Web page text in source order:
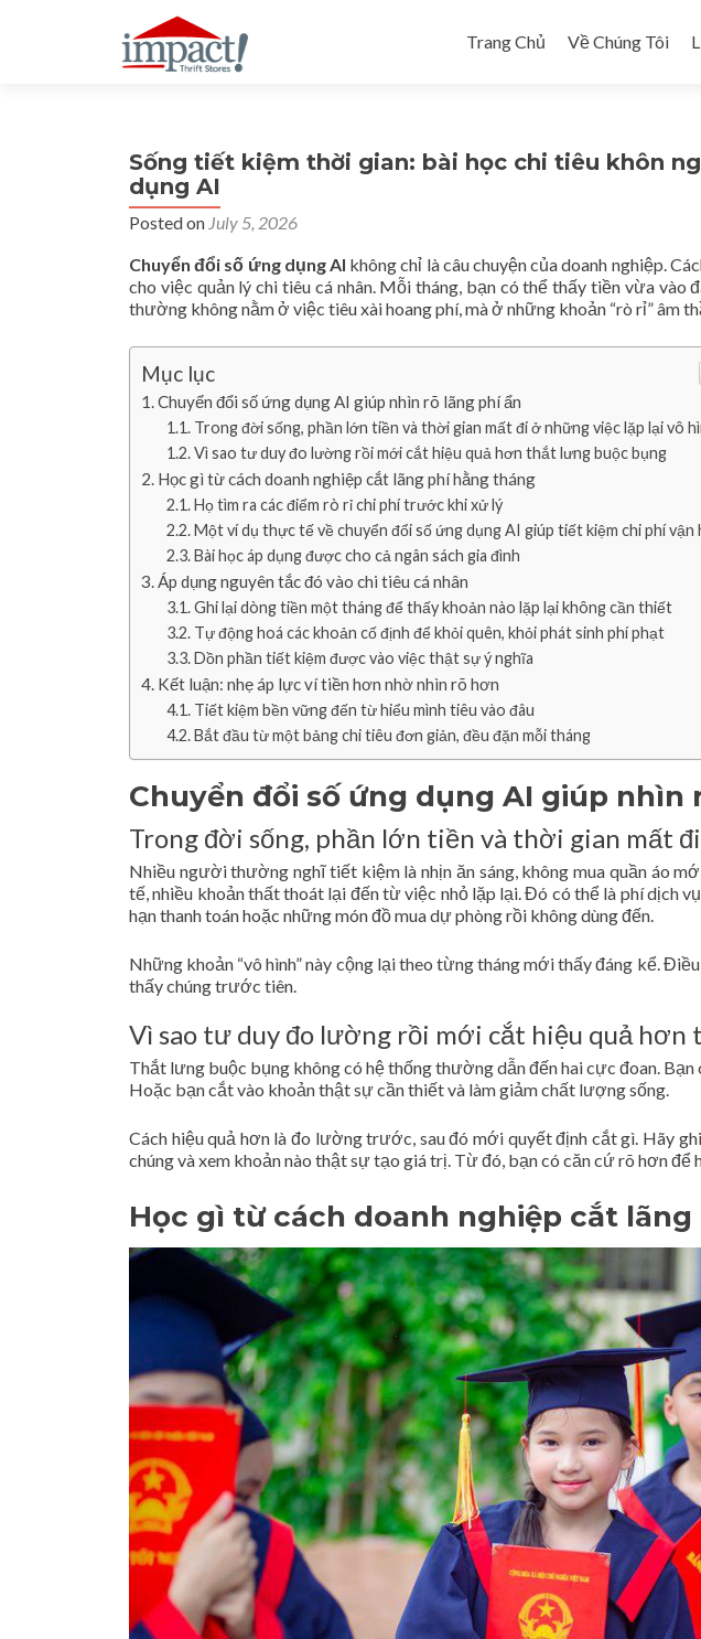
Trang Chủ
Về Chúng Tôi
Sống tiết kiệm thời gian: bài học chi tiêu khôn
dụng AI
Posted on July 5, 2026
Chuyển đổi số ứng dụng AI không chỉ là câu chuyện của doanh nghiệp.
cho việc quản lý chi tiêu cá nhân. Mỗi tháng, bạn có thể thấy tiền vừa vào
thường không nằm ở việc tiêu xài hoang phí, mà ở những khoản “rò rỉ” âm
Mục lục
Chuyển đổi số ứng dụng AI giúp nhìn rõ lãng phí ẩn
Trong đời sống, phần lớn tiền và thời gian mất đi ở những việc lặp lại vô
Vì sao tư duy đo lường rồi mới cắt hiệu quả hơn thắt lưng buộc bụng
Học gì từ cách doanh nghiệp cắt lãng phí hằng tháng
Họ tìm ra các điểm rò rỉ chi phí trước khi xử lý
Một ví dụ thực tế về chuyển đổi số ứng dụng AI giúp tiết kiệm chi phí vận
Bài học áp dụng được cho cả ngân sách gia đình
Áp dụng nguyên tắc đó vào chi tiêu cá nhân
Ghi lại dòng tiền một tháng để thấy khoản nào lặp lại không cần thiết
Tự động hoá các khoản cố định để khỏi quên, khỏi phát sinh phí phạt
Dồn phần tiết kiệm được vào việc thật sự ý nghĩa
Kết luận: nhẹ áp lực ví tiền hơn nhờ nhìn rõ hơn
Tiết kiệm bền vững đến từ hiểu mình tiêu vào đâu
Bắt đầu từ một bảng chi tiêu đơn giản, đều đặn mỗi tháng
Chuyển đổi số ứng dụng AI giúp nhìn
Trong đời sống, phần lớn tiền và thời gian mất
Nhiều người thường nghĩ tiết kiệm là nhịn ăn sáng, không mua quần áo
tế, nhiều khoản thất thoát lại đến từ việc nhỏ lặp lại. Đó có thể là phí dịch
hạn thanh toán hoặc những món đồ mua dự phòng rồi không dùng đến.
Những khoản “vô hình” này cộng lại theo từng tháng mới thấy đáng kể.
thấy chúng trước tiên.
Vì sao tư duy đo lường rồi mới cắt hiệu quả hơn
Thắt lưng buộc bụng không có hệ thống thường dẫn đến hai cực đoan.
Hoặc bạn cắt vào khoản thật sự cần thiết và làm giảm chất lượng sống.
Cách hiệu quả hơn là đo lường trước, sau đó mới quyết định cắt gì. Hãy
chúng và xem khoản nào thật sự tạo giá trị. Từ đó, bạn có căn cứ rõ hơn để
Học gì từ cách doanh nghiệp cắt